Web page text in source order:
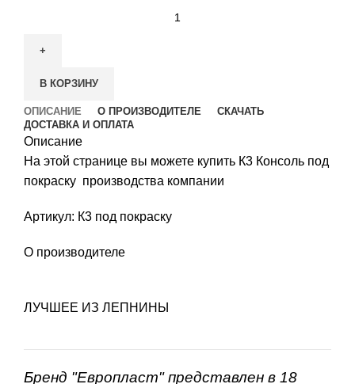
В КОРЗИНУ
ОПИСАНИЕ О ПРОИЗВОДИТЕЛЕ
СКАЧАТЬ
ДОСТАВКА И ОПЛАТА
Описание
На этой странице вы можете купить К3 Консоль под
покраску производства компании
Артикул: К3 под покраску
О производителе
ЛУЧШЕЕ ИЗ ЛЕПНИНЫ
Бренд "Европласт" представлен в 18